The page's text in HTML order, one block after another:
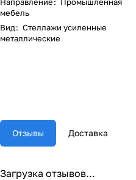
мебель
Вид: Стеллажи усиленные
металлические
Отзывы Доставка
Загрузка отзывов...